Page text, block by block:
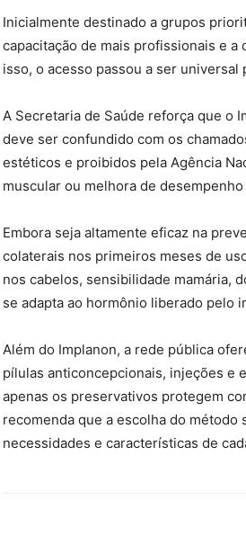
Inicialmente destinado a grupos
capacitação de mais profissionais e
isso, o acesso passou a ser
A Secretaria de Saúde reforça que o
deve ser confundido com os
estéticos e proibidos pela Agência
muscular ou melhora de
Embora seja altamente eficaz na
colaterais nos primeiros meses de
nos cabelos, sensibilidade mamária,
se adapta ao hormônio liberado pelo
Além do Implanon, a rede pública
pílulas anticoncepcionais, injeções e
apenas os preservativos protegem
recomenda que a escolha do
necessidades e características de